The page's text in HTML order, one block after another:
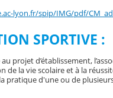
lyon.fr/spip/IMG/pdf/
SPORTIVE :
projet d’établissement,
de la vie scolaire et à la
pratique d'une ou de